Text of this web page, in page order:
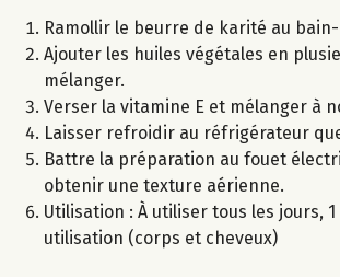
Ramollir le beurre de karité au
Ajouter les huiles végétales en
mélanger.
Verser la vitamine E et mélanger à
Laisser refroidir au réfrigérateur
Battre la préparation au fouet
obtenir une texture aérienne.
Utilisation : À utiliser tous les jours,
utilisation (corps et cheveux)